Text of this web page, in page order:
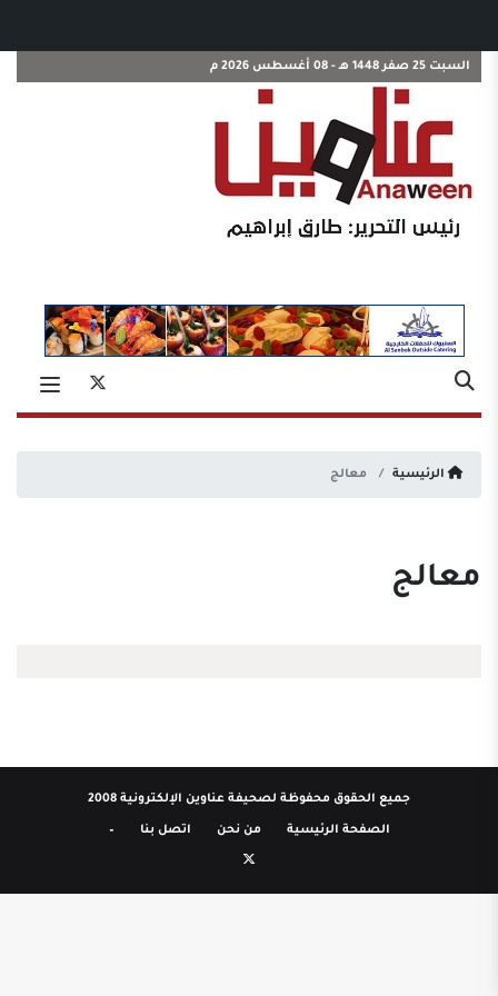
السبت 25 صفر 1448 هـ - 08 أغسطس 2026 م
الرئيسية معالج
معالج
جميع الحقوق محفوظة لصحيفة عناوين الإلكترونية 2008
الصفحة الرئيسية من نحن اتصل بنا –